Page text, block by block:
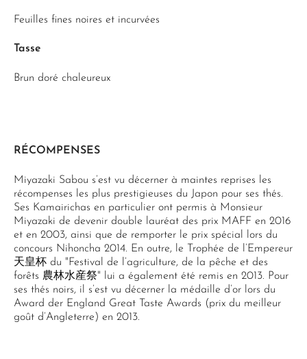
Feuilles fines noires et incurvées
Tasse
Brun doré chaleureux
RÉCOMPENSES
Miyazaki Sabou s’est vu décerner à maintes reprises les
récompenses les plus prestigieuses du Japon pour ses thés.
Ses Kamairichas en particulier ont permis à Monsieur
Miyazaki de devenir double lauréat des prix MAFF en 2016
et en 2003, ainsi que de remporter le prix spécial lors du
concours Nihoncha 2014. En outre, le Trophée de l’Empereur
天皇杯 du "Festival de l’agriculture, de la pêche et des
forêts 農林水産祭" lui a également été remis en 2013. Pour
ses thés noirs, il s’est vu décerner la médaille d’or lors du
Award der England Great Taste Awards (prix du meilleur
goût d’Angleterre) en 2013.